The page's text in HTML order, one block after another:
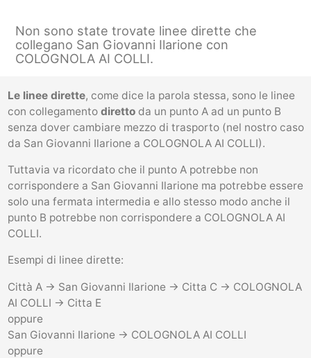
Non sono state trovate linee dirette che
collegano San Giovanni Ilarione con
COLOGNOLA AI COLLI.
Le linee dirette, come dice la parola stessa, sono le linee
con collegamento direttoda un punto A ad un punto B
senza dover cambiare mezzo di trasporto (nel nostro caso
da San Giovanni Ilarione a COLOGNOLA AI COLLI).
Tuttavia va ricordato che il punto A potrebbe non
corrispondere a San Giovanni Ilarione ma potrebbe essere
solo una fermata intermedia e allo stesso modo anche il
punto B potrebbe non corrispondere a COLOGNOLA AI
COLLI.
Esempi di linee dirette:
Città A -> San Giovanni Ilarione -> Citta C -> COLOGNOLA
AI COLLI -> Citta E
oppure
San Giovanni Ilarione -> COLOGNOLA AI COLLI
oppure